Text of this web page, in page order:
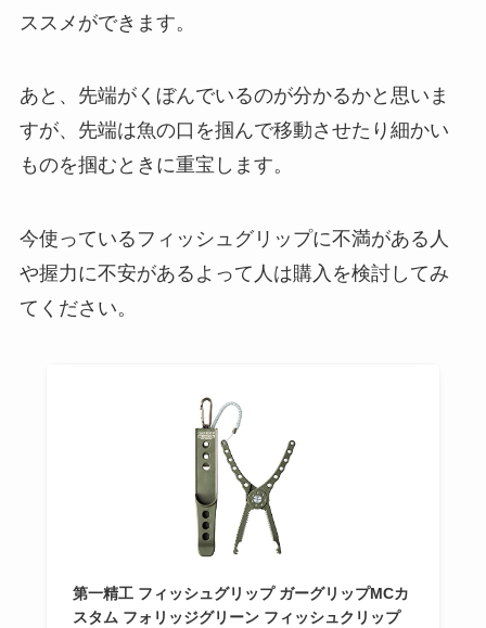
ススメができます。
あと、先端がくぼんでいるのが分かるかと思いま
すが、先端は魚の口を掴んで移動させたり細かい
ものを掴むときに重宝します。
今使っているフィッシュグリップに不満がある人
や握力に不安があるよって人は購入を検討してみ
てください。
第一精工 フィッシュグリップ ガーグリップMCカ
スタム フォリッジグリーン フィッシュクリップ